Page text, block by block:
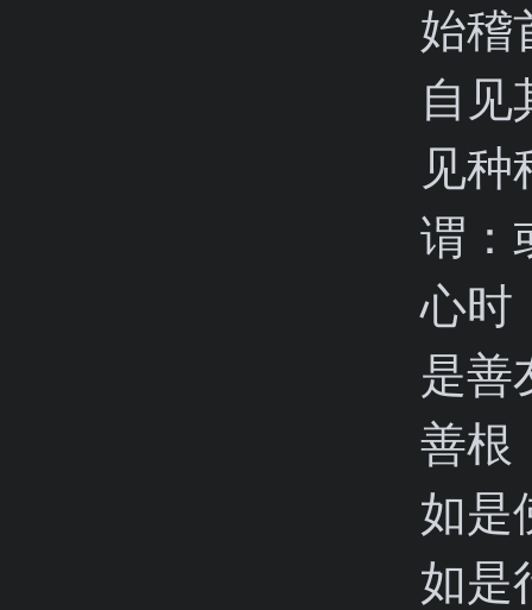
始稽
自见
见
谓：
心时
是善
善根
如是
如是